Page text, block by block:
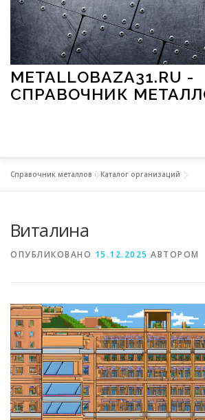
Перейти к содержимому
METALLOBAZA31.RU -
СПРАВОЧНИК
МЕТАЛЛЫ И ОКРУЖАЮЩАЯ СРЕДА
СВОЙСТВА МЕТАЛЛОВ СОРТА
СТАТЬИ
Справочник металлов »Каталог организаций
Виталина
ОПУБЛИКОВАНО 15.12.2025 АВТОРОМ